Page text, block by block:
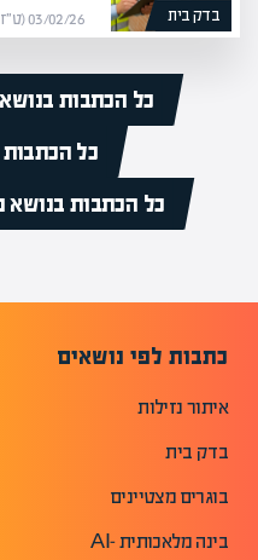
בדק בית 03/02/26 (ט״ז שבט תשפ״ו) | מערכת אפיק
כל הכתבות בנושא
כל הכתבות
כל הכתבות בנושא
כתבות לפי נושאים
איתור נזילות
בדק בית
בוגרים מצטיינים
בינה מלאכותית -AI